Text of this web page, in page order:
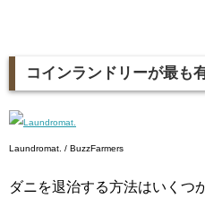
コインランドリーが最も
Laundromat. / BuzzFarmers
ダニを退治する方法はいくつ